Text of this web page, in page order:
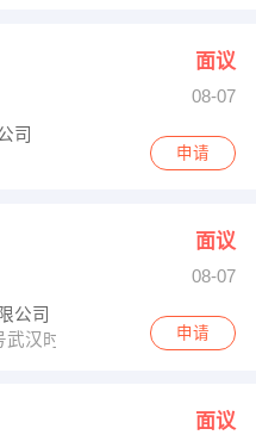
面议
08-07
司
申请
面议
08-07
公司
武汉时代广场1号楼505申请
面议